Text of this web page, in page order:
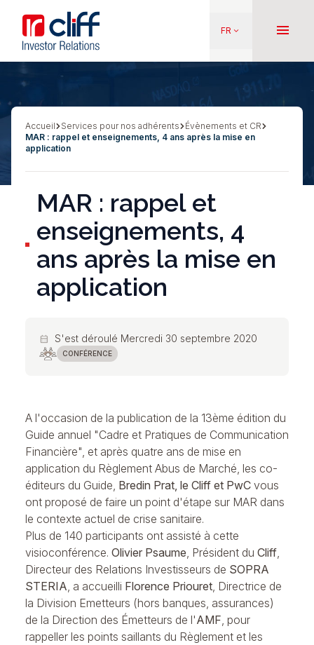
contenu
principal
Aller directement au contenu
FR keyboard_arrow_down menu
Fil
d'Ariane
Accueil Services pour nos adhérents
Évènements et CR
MAR : rappel et enseignements, 4 ans après la mise en
application
MAR : rappel et
enseignements, 4
ans après la mise en
application
calendar_month S'est déroulé Mercredi 30 septembre 2020
CONFÉRENCE
A l'occasion de la publication de la 13ème édition du
Guide annuel "Cadre et Pratiques de Communication
Financière", et après quatre ans de mise en
application du Règlement Abus de Marché, les co-
éditeurs du Guide, Bredin Prat, le Cliff et PwC vous
ont proposé de faire un point d'étape sur MAR dans
le contexte actuel de crise sanitaire.
Plus de 140 participants ont assisté à cette
visioconférence. Olivier Psaume, Président du Cliff,
Directeur des Relations Investisseurs de SOPRA
STERIA, a accueilli Florence Priouret, Directrice de
la Division Emetteurs (hors banques, assurances)
de la Direction des Émetteurs de l'AMF, pour
rappeller les points saillants du Règlement et les